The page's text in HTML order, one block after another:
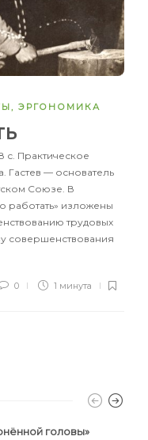
, ЭРГОНОМИКА
с. Практическое
Гастев — основатель
Союзе. В
работать» изложены
трудовых
совершенствования
0 1 минута
головы»